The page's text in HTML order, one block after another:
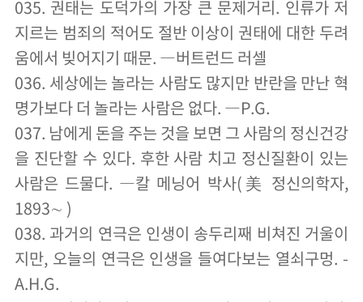
035. 권태는 도덕가의 가장 큰 문제거리. 인류가 저
지르는 범죄의 적어도 절반 이상이 권태에 대한 두려
움에서 빚어지기 때문. ―버트런드 러셀
036. 세상에는 놀라는 사람도 많지만 반란을 만난 혁
명가보다 더 놀라는 사람은 없다. ―P.G.
037. 남에게 돈을 주는 것을 보면 그 사람의 정신건강
을 진단할 수 있다. 후한 사람 치고 정신질환이 있는
사람은 드물다. ―칼 메닝어 박사(美 정신의학자,
1893∼ )
038. 과거의 연극은 인생이 송두리째 비쳐진 거울이
지만, 오늘의 연극은 인생을 들여다보는 열쇠구멍. -
A.H.G.